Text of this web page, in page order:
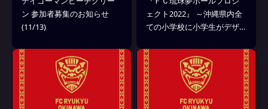
ン 参加者募集のお知らせ
(11/13)
ェクト2022』 ～沖縄県内全
ての小学校に小学生がデザ
寄贈～